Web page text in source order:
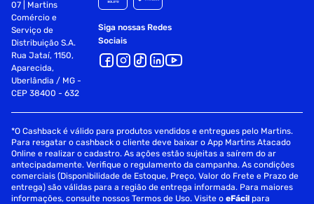
Tratamento
Tipo de Cabelo
07 | Martins
Comércio e
Serviço de
Distribuição S.A.
Rua Jataí, 1150,
Aparecida,
Uberlândia / MG -
CEP 38400 - 632
Siga nossas Redes
Sociais
*O Cashback é válido para produtos vendidos e entregues pelo Martins.
Para resgatar o cashback o cliente deve baixar o App Martins Atacado
Online e realizar o cadastro. As ações estão sujeitas a saírem do ar
antecipadamente. Verifique o regulamento da campanha. As condições
comerciais (Disponibilidade de Estoque, Preço, Valor do Frete e Prazo de
entrega) são válidas para a região de entrega informada. Para maiores
informações, consulte nossos Termos de Uso. Visite oeFácil para